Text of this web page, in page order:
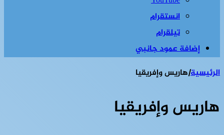
انستقرام
تيلقرام
إضافة عمود جانبي
الرئيسية|هاريس وإفريقيا
هاريس وإفريقيا